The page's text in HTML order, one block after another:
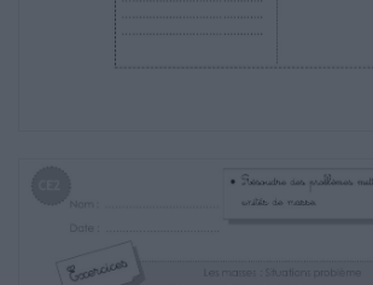
transporter 10 caisses pesant
……………………………………
Julien part en randonnée. Dans son